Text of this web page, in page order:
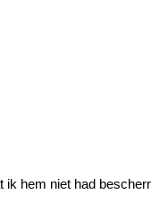
hem niet had